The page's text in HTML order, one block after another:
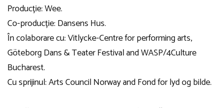
Producție: Wee.
Co-producție: Dansens Hus.
În colaborare cu: Vitlycke-Centre for performing arts,
Göteborg Dans & Teater Festival and WASP/4Culture
Bucharest.
Cu sprijinul: Arts Council Norway and Fond for lyd og bilde.